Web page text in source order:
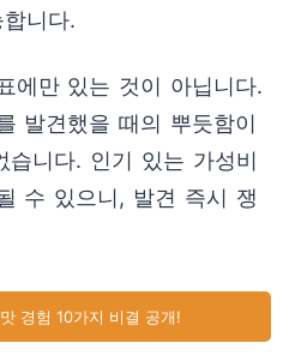
니다.
에만 있는 것이 아닙니다.
발견했을 때의 뿌듯함이
습니다. 인기 있는 가성비
수 있으니, 발견 즉시 쟁
경험 10가지 비결 공개!